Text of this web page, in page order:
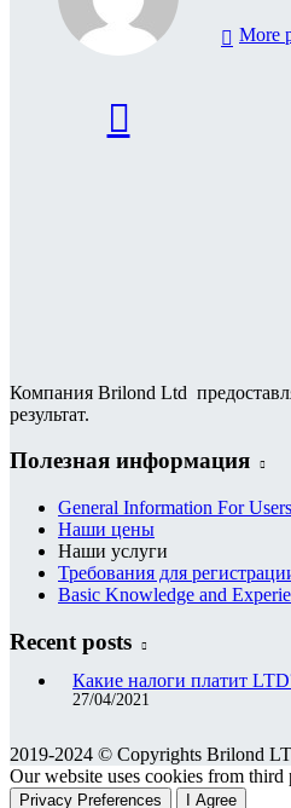
More
Компания Brilond Ltd
результат.
Полезная информация
General Information For Users
Наши цены
Наши услуги
Требования для
Basic Knowledge and
Recent posts
Какие налоги платит
27/04/2021
2019-2024 © Copyrights Brilond
Our website uses cookies from
Privacy Preferences I Agree